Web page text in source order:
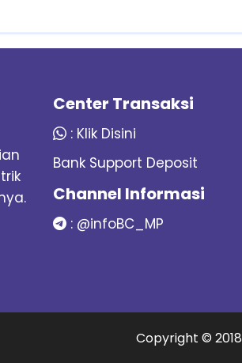
Center Transaksi
: Klik Disini
Bank Support Deposit
Channel Informasi
: @infoBC_MP
Copyright © 2018